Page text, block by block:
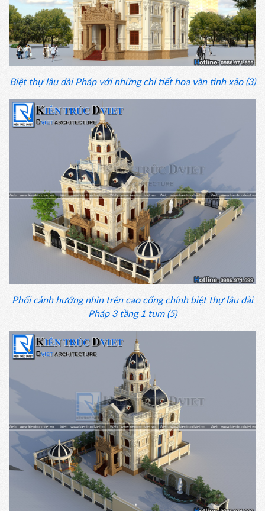
Biệt thự lâu dài Pháp với những chi tiết hoa văn tinh xảo (3)
Phối cảnh hướng nhìn trên cao cổng chính biệt thự lâu dài
Pháp 3 tầng 1 tum (5)